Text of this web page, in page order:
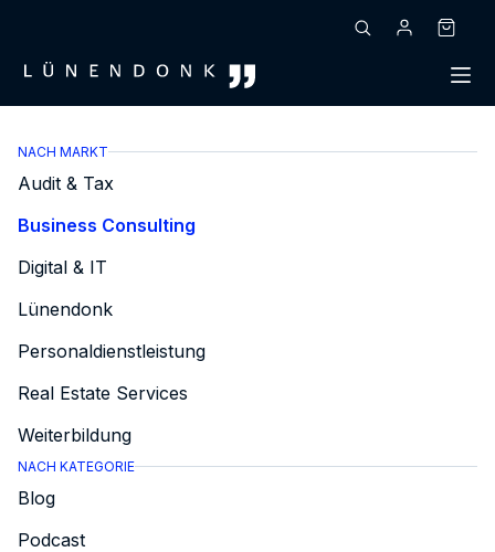
NACH MARKT
Audit & Tax
Business Consulting
Digital & IT
Lünendonk
Personaldienstleistung
Real Estate Services
Weiterbildung
NACH KATEGORIE
Blog
Podcast